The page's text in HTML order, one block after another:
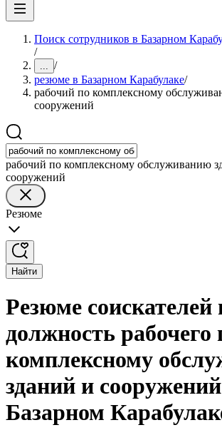
Поиск сотрудников в Базарном
/
... /
резюме в Базарном Карабулаке/
рабочий по комплексному
сооружений
рабочий по комплексному обслуживанию
сооружений
Резюме
Найти
Резюме соискателей
должность рабочего
комплексному
зданий и
Базарном